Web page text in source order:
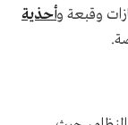
وقبعة وأحذية